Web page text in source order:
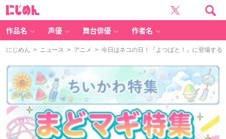
作品名 声優 舞台俳優 作者名
にじめん > ニュース > アニメ > 今日はネコの日！『よつばと！』に登場する